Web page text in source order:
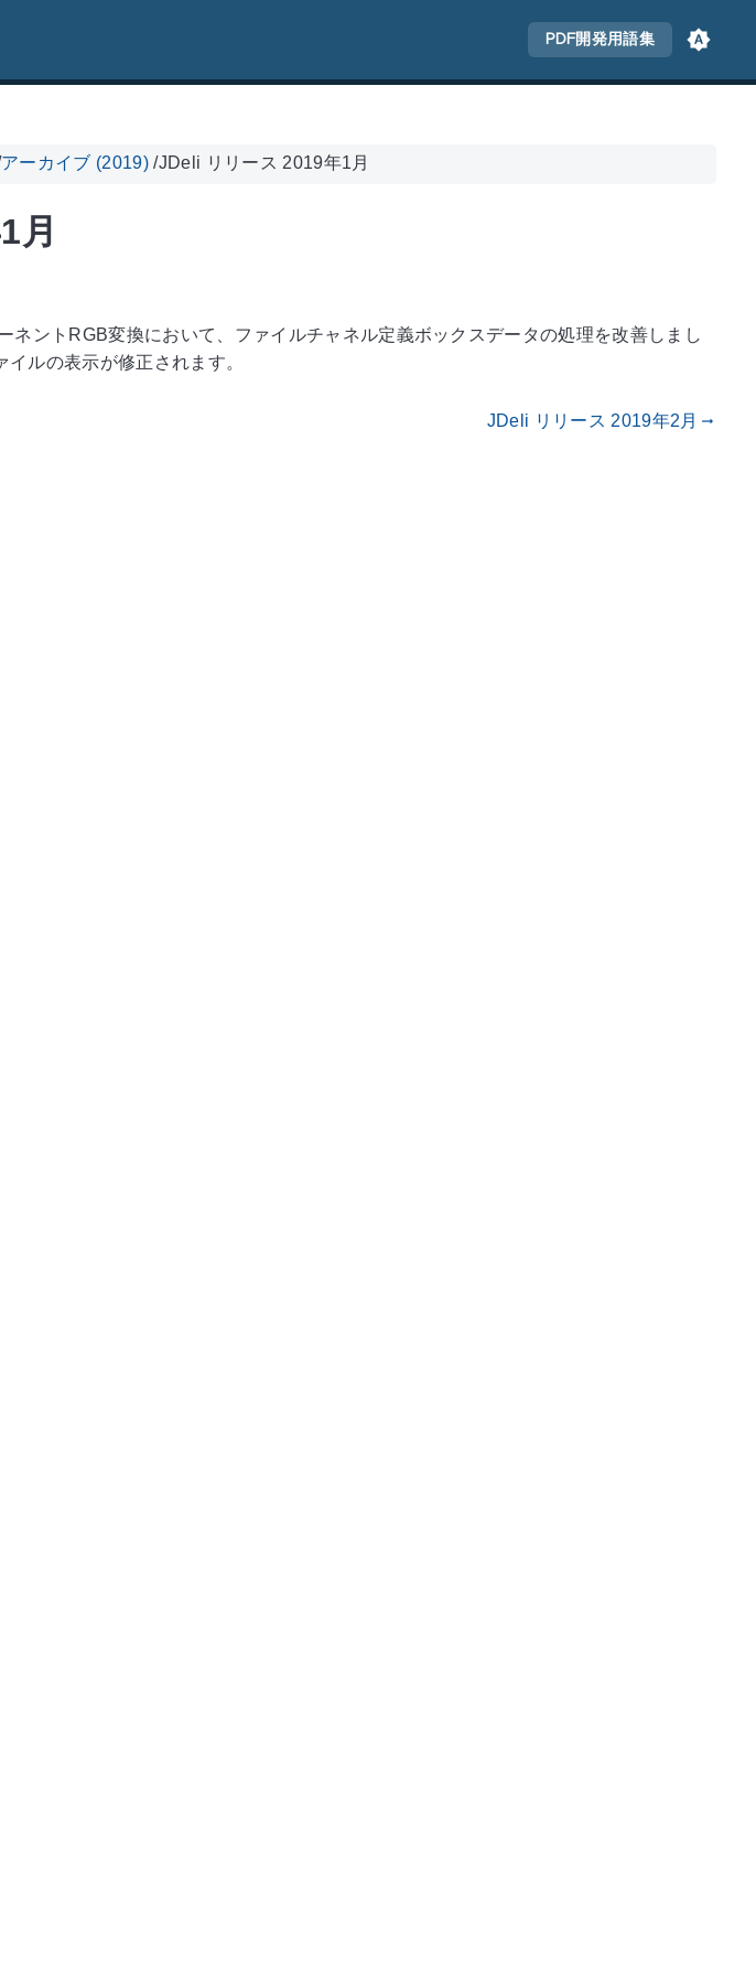
PDF開発用語集
アーカイブ (2019)/JDeli リリース 2019年1月
月
ネントRGB変換において、ファイルチャネル定義ボックスデータの処理を改善しまし
ルの表示が修正されます。
JDeli リリース 2019年2月 gdoc_arrow_right_alt